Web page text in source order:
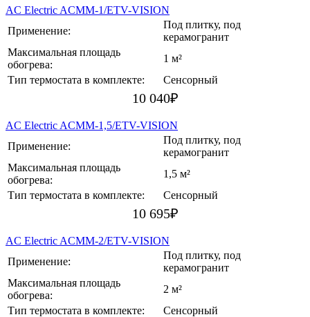
AC Electric ACMM-1/ETV-VISION
Применение:
Под плитку, под
керамогранит
Максимальная площадь
обогрева:
1 м²
Тип термостата в комплекте:
Сенсорный
10 040₽
AC Electric ACMM-1,5/ETV-VISION
Применение:
Под плитку, под
керамогранит
Максимальная площадь
обогрева:
1,5 м²
Тип термостата в комплекте:
Сенсорный
10 695₽
AC Electric ACMM-2/ETV-VISION
Применение:
Под плитку, под
керамогранит
Максимальная площадь
обогрева:
2 м²
Тип термостата в комплекте:
Сенсорный